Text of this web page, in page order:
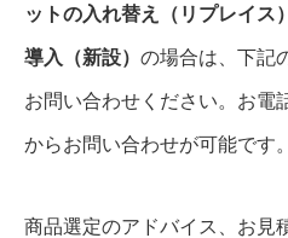
ットの入れ替え（リプレイス
導入（新設） の場合は、下記
お問い合わせください。お電
からお問い合わせが可能です。
商品選定のアドバイス、お見